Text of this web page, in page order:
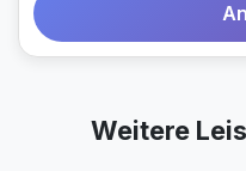
Weitere